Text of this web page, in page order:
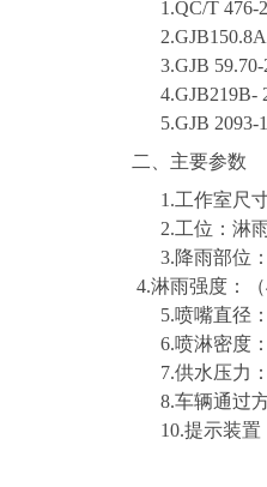
1.QC/T
2.
3.GJB
4.
5.GJB
二、主要参数
1.工作室尺
2.工位：淋
3.降雨部位
4.淋雨强度：（
5.喷嘴直径
6.喷淋密度
7.供水压力
8.车辆通过
10.提示装